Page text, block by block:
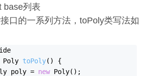
base列表
口的一系列方法，toPoly类写法如
Poly
toPoly( )
{
poly =
new Poly() ;